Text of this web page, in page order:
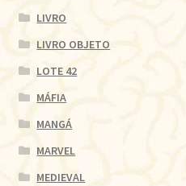
LIVRO
LIVRO OBJETO
LOTE 42
MÁFIA
MANGÁ
MARVEL
MEDIEVAL